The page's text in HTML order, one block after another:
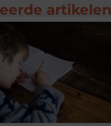
artikelen